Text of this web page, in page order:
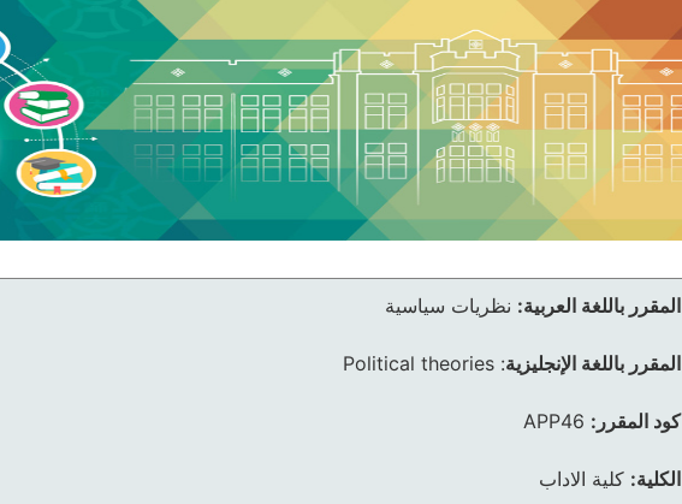
المقرر باللغة العربية: نظريات سياسية
المقرر باللغة الإنجليزية:
Political theories
كود المقرر: APP46
الكلية: كلية الاداب